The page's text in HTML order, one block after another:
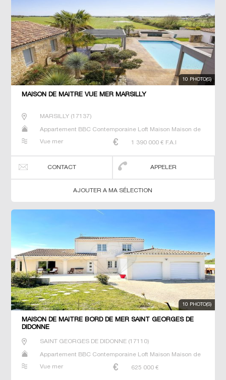
10 PHOTO(S)
MAISON DE MAÎTRE VUE MER MARSILLY
MARSILLY(17137)
Appartement BBC Contemporaine Loft Maison Maison de
Vue mer
1 390 000 € F.A.I
CONTACT APPELER
AJOUTER A MA SÉLECTION
10 PHOTO(S)
MAISON DE MAÎTRE BORD DE MER SAINT GEORGES DE
DIDONNE
SAINT GEORGES DE DIDONNE(17110)
Appartement BBC Contemporaine Loft Maison Maison de
Vue mer
625 000 €